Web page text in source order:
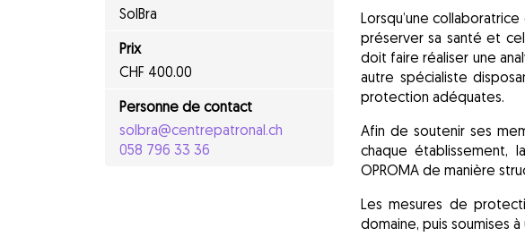
SolBra
Prix
CHF 400.00
Personne de contact
solbra@centrepatronal.ch
058 796 33 36
Lorsqu’une
préserver sa santé et
doit faire réaliser une
autre spécialiste
protection adéquates.
Afin de soutenir ses
chaque établissement,
OPROMA de manière
Les mesures de
domaine, puis soumises